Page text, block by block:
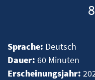
Sprache: Deutsch
Dauer: 60 Minuten
Erscheinungsjahr: